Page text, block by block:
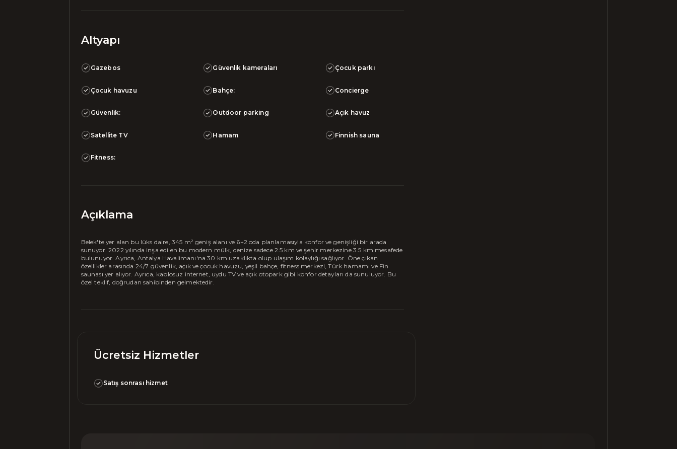
Altyapı
Gazebos Güvenlik kameraları Çocuk parkı
Çocuk havuzu Bahçe: Concierge
Güvenlik: Outdoor parking Açık havuz
Satellite TV Hamam Finnish sauna
Fitness:
Açıklama
Belek'te yer alan bu lüks daire, 345 m² geniş alanı ve 6+2 oda planlamasıyla konfor ve genişliği bir arada
sunuyor. 2022 yılında inşa edilen bu modern mülk, denize sadece 2.5 km ve şehir merkezine 3.5 km mesafede
bulunuyor. Ayrıca, Antalya Havalimanı'na 30 km uzaklıkta olup ulaşım kolaylığı sağlıyor. Öne çıkan
özellikler arasında 24/7 güvenlik, açık ve çocuk havuzu, yeşil bahçe, fitness merkezi, Türk hamamı ve Fin
saunası yer alıyor. Ayrıca, kablosuz internet, uydu TV ve açık otopark gibi konfor detayları da sunuluyor. Bu
özel teklif, doğrudan sahibinden gelmektedir.
Ücretsiz Hizmetler
Satış sonrası hizmet